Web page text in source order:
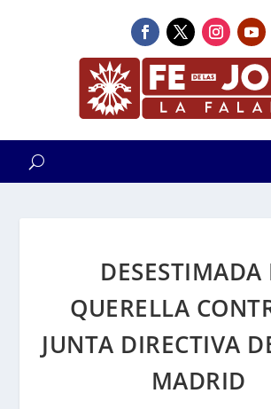
DESESTIMADA
QUERELLA
JUNTA DIRECTIVA
MADRID